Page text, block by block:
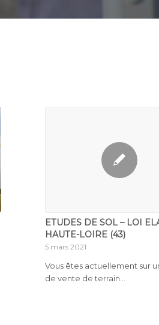
ETUDES DE SOL – LOI
HAUTE-LOIRE (43)
5 mars 2021
Vous êtes actuellement sur
de vente de terrain…